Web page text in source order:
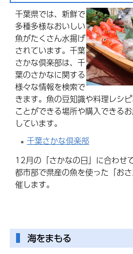
千葉県では、新鮮で
多種多様なおいしい
魚がたくさん水揚げ
されています。千葉
さかな倶楽部は、千
葉のさかなに関する
様々な情報を検索で
きます。魚の豆知識や料理レシ
ことができる場所や購入できる
しています。
千葉さかな倶楽部
12月の「さかなの日」に合わせ
都市部で県産の魚を使った「お
催します。
海をまもる